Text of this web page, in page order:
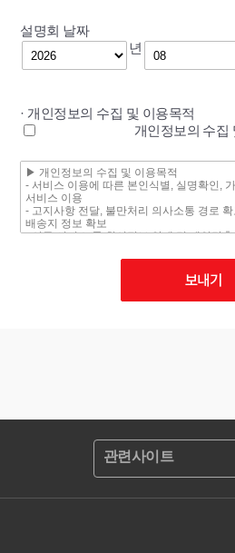
설명회 날짜
년
· 개인정보의 수집 및 이용목적
개인정보의 수집
관련사이트